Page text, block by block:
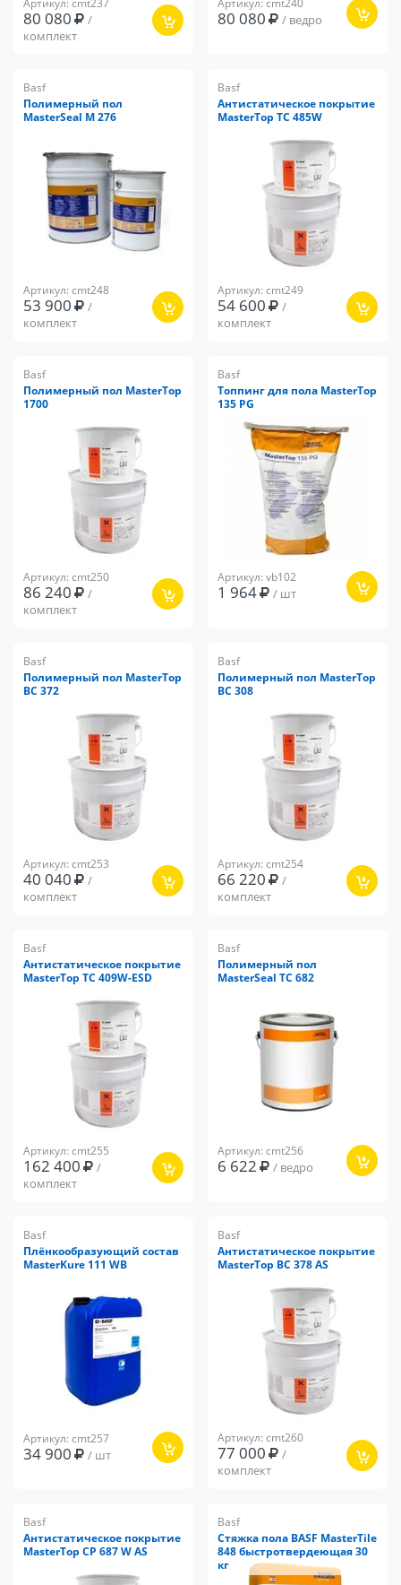
80 080 /
комплект
Артикул: cmt240
80 080 / ведро
Basf
Полимерный пол
MasterSeal M 276
Артикул: cmt248
53 900 /
комплект
Basf
Антистатическое покрытие
MasterTop TC 485W
Артикул: cmt249
54 600 /
комплект
Basf
Полимерный пол MasterTop
1700
Артикул: cmt250
86 240 /
комплект
Basf
Топпинг для пола MasterTop
135 PG
Артикул: vb102
1 964 / шт
Basf
Полимерный пол MasterTop
BC 372
Артикул: cmt253
40 040 /
комплект
Basf
Полимерный пол MasterTop
BC 308
Артикул: cmt254
66 220 /
комплект
Basf
Антистатическое покрытие
MasterTop TC 409W-ESD
Артикул: cmt255
162 400 /
комплект
Basf
Полимерный пол
MasterSeal TC 682
Артикул: cmt256
6 622 / ведро
Basf
Плёнкообразующий состав
MasterKure 111 WB
Артикул: cmt257
34 900 / шт
Basf
Антистатическое покрытие
MasterTop BC 378 AS
Артикул: cmt260
77 000 /
комплект
Basf
Антистатическое покрытие
MasterTop CP 687 W AS
Basf
Стяжка пола BASF MasterTile
848 быстротвердеющая 30
кг